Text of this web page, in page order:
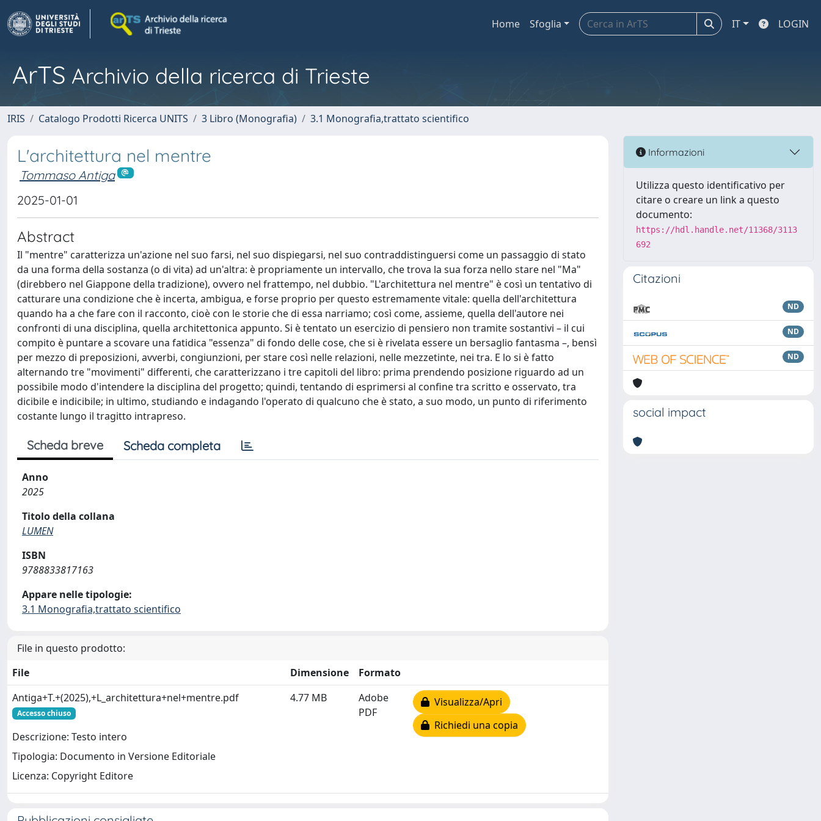
Home Sfoglia IT LOGIN
ArTS Archivio della ricerca di Trieste
IRIS Catalogo Prodotti Ricerca UNITS 3 Libro (Monografia) 3.1 Monografia,trattato scientifico
L'architettura nel mentre
Tommaso Antiga
2025-01-01
Abstract
Il "mentre" caratterizza un'azione nel suo farsi, nel suo dispiegarsi, nel suo contraddistinguersi come un passaggio di stato
da una forma della sostanza (o di vita) ad un'altra: è propriamente un intervallo, che trova la sua forza nello stare nel "Ma"
(direbbero nel Giappone della tradizione), ovvero nel frattempo, nel dubbio. "L'architettura nel mentre" è così un tentativo di
catturare una condizione che è incerta, ambigua, e forse proprio per questo estremamente vitale: quella dell'architettura
quando ha a che fare con il racconto, cioè con le storie che di essa narriamo; così come, assieme, quella dell'autore nei
confronti di una disciplina, quella architettonica appunto. Si è tentato un esercizio di pensiero non tramite sostantivi – il cui
compito è puntare a scovare una fatidica "essenza" di fondo delle cose, che si è rivelata essere un bersaglio fantasma –, bensì
per mezzo di preposizioni, avverbi, congiunzioni, per stare così nelle relazioni, nelle mezzetinte, nei tra. E lo si è fatto
alternando tre "movimenti" differenti, che caratterizzano i tre capitoli del libro: prima prendendo posizione riguardo ad un
possibile modo d'intendere la disciplina del progetto; quindi, tentando di esprimersi al confine tra scritto e osservato, tra
dicibile e indicibile; in ultimo, studiando e indagando l'operato di qualcuno che è stato, a suo modo, un punto di riferimento
costante lungo il tragitto intrapreso.
Scheda breve Scheda completa
Anno
2025
Titolo della collana
LUMEN
ISBN
9788833817163
Appare nelle tipologie:
3.1 Monografia,trattato scientifico
File in questo prodotto:
File
Dimensione
Formato
Antiga+T.+(2025),+L_architettura+nel+mentre.pdf
Accesso chiuso
Descrizione: Testo intero
Tipologia: Documento in Versione Editoriale
Licenza: Copyright Editore
4.77 MB
Adobe
PDF
Visualizza/Apri
Richiedi una copia
Informazioni
Utilizza questo identificativo per
citare o creare un link a questo
documento:
https://hdl.handle.net/11368/3113
692
Citazioni
ND
ND
ND
social impact